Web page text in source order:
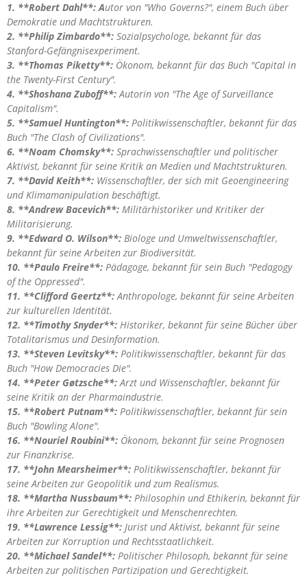
1. **Robert Dahl**: Autor von "Who Governs?", einem Buch über
Demokratie und Machtstrukturen.
2. **Philip Zimbardo**: Sozialpsychologe, bekannt für das
Stanford-Gefängnisexperiment.
3. **Thomas Piketty**: Ökonom, bekannt für das Buch "Capital in
the Twenty-First Century".
4. **Shoshana Zuboff**:Autorin von "The Age of Surveillance
Capitalism".
5. **Samuel Huntington**: Politikwissenschaftler, bekannt für das
Buch "The Clash of Civilizations".
6. **Noam Chomsky**: Sprachwissenschaftler und politischer
Aktivist, bekannt für seine Kritik an Medien und Machtstrukturen.
7. **David Keith**: Wissenschaftler, der sich mit Geoengineering
und Klimamanipulation beschäftigt.
8. **Andrew Bacevich**: Militärhistoriker und Kritiker der
Militarisierung.
9. **Edward O. Wilson**: Biologe und Umweltwissenschaftler,
bekannt für seine Arbeiten zur Biodiversität.
10. **Paulo Freire**: Pädagoge, bekannt für sein Buch "Pedagogy
of the Oppressed".
11. **Clifford Geertz**:Anthropologe, bekannt für seine Arbeiten
zur kulturellen Identität.
12. **Timothy Snyder**: Historiker, bekannt für seine Bücher über
Totalitarismus und Desinformation.
13. **Steven Levitsky**: Politikwissenschaftler, bekannt für das
Buch "How Democracies Die".
14. **Peter Gøtzsche**:Arzt und Wissenschaftler, bekannt für
seine Kritik an der Pharmaindustrie.
15. **Robert Putnam**: Politikwissenschaftler, bekannt für sein
Buch "Bowling Alone".
16. **Nouriel Roubini**: Ökonom, bekannt für seine Prognosen
zur Finanzkrise.
17. **John Mearsheimer**: Politikwissenschaftler, bekannt für
seine Arbeiten zur Geopolitik und zum Realismus.
18. **Martha Nussbaum**: Philosophin und Ethikerin, bekannt für
ihre Arbeiten zur Gerechtigkeit und Menschenrechten.
19. **Lawrence Lessig**: Jurist und Aktivist, bekannt für seine
Arbeiten zur Korruption und Rechtsstaatlichkeit.
20. **Michael Sandel**: Politischer Philosoph, bekannt für seine
Arbeiten zur politischen Partizipation und Gerechtigkeit.